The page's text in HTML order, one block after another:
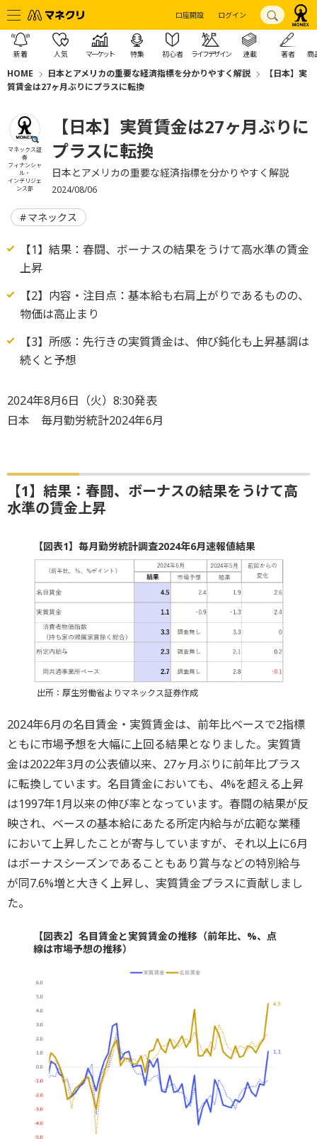
口座開設 ログイン
新着 人気 マーケット 特集 初心者 ライフデザイン 連載 著者 商
HOME 日本とアメリカの重要な経済指標を分かりやすく解説
【日本】実
質賃金は27ヶ月ぶりにプラスに転換
マネックス証
券
フィナンシャ
ル・
インテリジェ
ンス部
【日本】実質賃金は27ヶ月ぶりに
プラスに転換
日本とアメリカの重要な経済指標を分かりやすく解説
2024/08/06
マネックス
【1】結果：春闘、ボーナスの結果をうけて高水準の賃金
上昇
【2】内容・注目点：基本給も右肩上がりであるものの、
物価は高止まり
【3】所感：先行きの実質賃金は、伸び鈍化も上昇基調は
続くと予想
2024年8月6日（火）8:30発表
日本 毎月勤労統計2024年6月
【1】結果：春闘、ボーナスの結果をうけて高
水準の賃金上昇
【図表1】毎月勤労統計調査2024年6月速報値結果
出所：厚生労働省よりマネックス証券作成
2024年6月の名目賃金・実質賃金は、前年比ベースで2指標
ともに市場予想を大幅に上回る結果となりました。実質賃
金は2022年3月の公表値以来、27ヶ月ぶりに前年比プラス
に転換しています。名目賃金においても、4%を超える上昇
は1997年1月以来の伸び率となっています。春闘の結果が反
映され、ベースの基本給にあたる所定内給与が広範な業種
において上昇したことが寄与していますが、それ以上に6月
はボーナスシーズンであることもあり賞与などの特別給与
が同7.6%増と大きく上昇し、実質賃金プラスに貢献しまし
た。
【図表2】名目賃金と実質賃金の推移（前年比、%、点
線は市場予想の推移）